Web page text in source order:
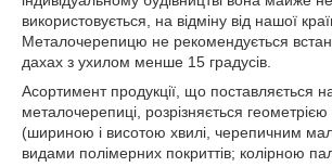
використовується, на відміну від нашої
Металочерепицю не рекомендується
дахах з ухилом менше 15 градусів.
Асортимент продукції, що поставляється
металочерепиці, розрізняється
(шириною і висотою хвилі, черепичним
видами полімерних покриттів; колірною